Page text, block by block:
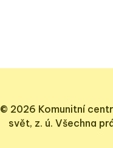
© 2026 Komunitní
svět, z. ú. Všechna